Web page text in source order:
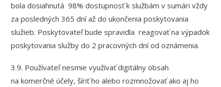
bola dosiahnutá 98% dostupnosť k službám v sumári vždy
za posledných 365 dní až do ukončenia poskytovania
služieb. Poskytovateľ bude spravidla reagovať na výpadok
poskytovania služby do 2 pracovných dní od oznámenia.
3.9. Používateľ nesmie využívať digitálny obsah
na komerčné účely, šíriť ho alebo rozmnožovať ako aj ho